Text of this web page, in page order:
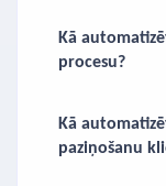
Kā
procesu?
Kā
paziņošanu